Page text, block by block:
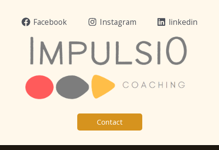
Facebook Instagram linkedin
Contact